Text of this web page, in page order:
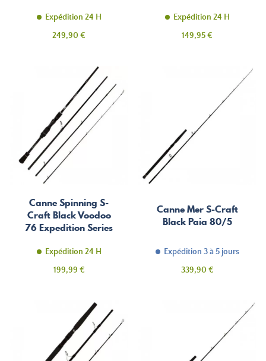
Expédition 24 H
Prix
249,90 €
Expédition 24 H
Prix
149,95 €
Canne Spinning S-
Craft Black Voodoo
76 Expedition Series
Expédition 24 H
Prix
199,99 €
Canne Mer S-Craft
Black Paia 80/5
Expédition 3 à 5 jours
Prix
339,90 €